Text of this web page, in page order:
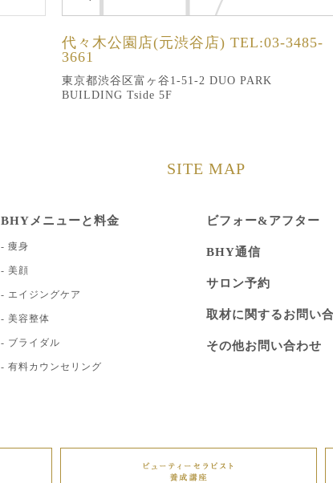
代々木公園店(元渋谷店) TEL:03-3485-
3661
東京都渋谷区富ヶ谷1-51-2 DUO PARK
BUILDING Tside 5F
SITE MAP
BHYメニューと料金
痩身
美顔
エイジングケア
美容整体
ブライダル
有料カウンセリング
ビフォー&アフター
BHY通信
サロン予約
取材に関するお問い
その他お問い合わせ